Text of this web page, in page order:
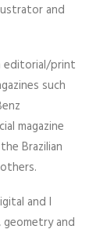
and
editorial/print
such
magazine
Brazilian
and I
and